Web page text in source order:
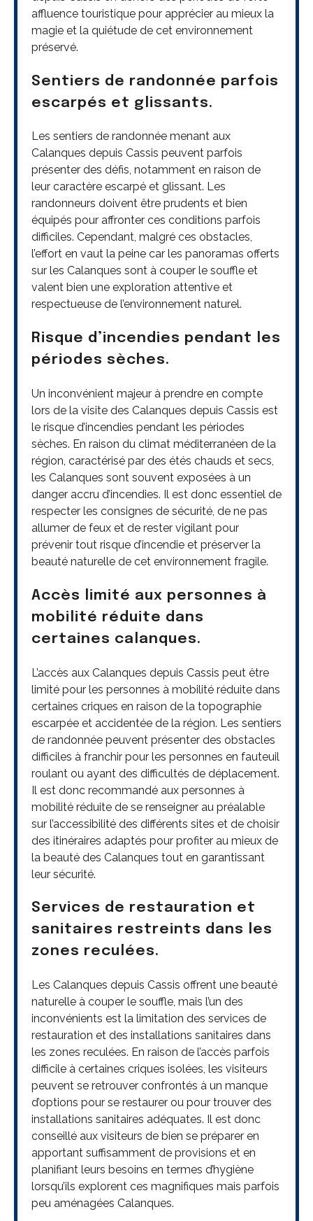
affluence touristique pour apprécier au mieux la
magie et la quiétude de cet environnement
préservé.
Sentiers de randonnée parfois
escarpés et glissants.
Les sentiers de randonnée menant aux
Calanques depuis Cassis peuvent parfois
présenter des défis, notamment en raison de
leur caractère escarpé et glissant. Les
randonneurs doivent être prudents et bien
équipés pour affronter ces conditions parfois
difficiles. Cependant, malgré ces obstacles,
l’effort en vaut la peine car les panoramas offerts
sur les Calanques sont à couper le souffle et
valent bien une exploration attentive et
respectueuse de l’environnement naturel.
Risque d’incendies pendant les
périodes sèches.
Un inconvénient majeur à prendre en compte
lors de la visite des Calanques depuis Cassis est
le risque d’incendies pendant les périodes
sèches. En raison du climat méditerranéen de la
région, caractérisé par des étés chauds et secs,
les Calanques sont souvent exposées à un
danger accru d’incendies. Il est donc essentiel de
respecter les consignes de sécurité, de ne pas
allumer de feux et de rester vigilant pour
prévenir tout risque d’incendie et préserver la
beauté naturelle de cet environnement fragile.
Accès limité aux personnes à
mobilité réduite dans
certaines calanques.
L’accès aux Calanques depuis Cassis peut être
limité pour les personnes à mobilité réduite dans
certaines criques en raison de la topographie
escarpée et accidentée de la région. Les sentiers
de randonnée peuvent présenter des obstacles
difficiles à franchir pour les personnes en fauteuil
roulant ou ayant des difficultés de déplacement.
Il est donc recommandé aux personnes à
mobilité réduite de se renseigner au préalable
sur l’accessibilité des différents sites et de choisir
des itinéraires adaptés pour profiter au mieux de
la beauté des Calanques tout en garantissant
leur sécurité.
Services de restauration et
sanitaires restreints dans les
zones reculées.
Les Calanques depuis Cassis offrent une beauté
naturelle à couper le souffle, mais l’un des
inconvénients est la limitation des services de
restauration et des installations sanitaires dans
les zones reculées. En raison de l’accès parfois
difficile à certaines criques isolées, les visiteurs
peuvent se retrouver confrontés à un manque
d’options pour se restaurer ou pour trouver des
installations sanitaires adéquates. Il est donc
conseillé aux visiteurs de bien se préparer en
apportant suffisamment de provisions et en
planifiant leurs besoins en termes d’hygiène
lorsqu’ils explorent ces magnifiques mais parfois
peu aménagées Calanques.